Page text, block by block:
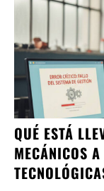
QUÉ ESTÁ
MECÁNICOS